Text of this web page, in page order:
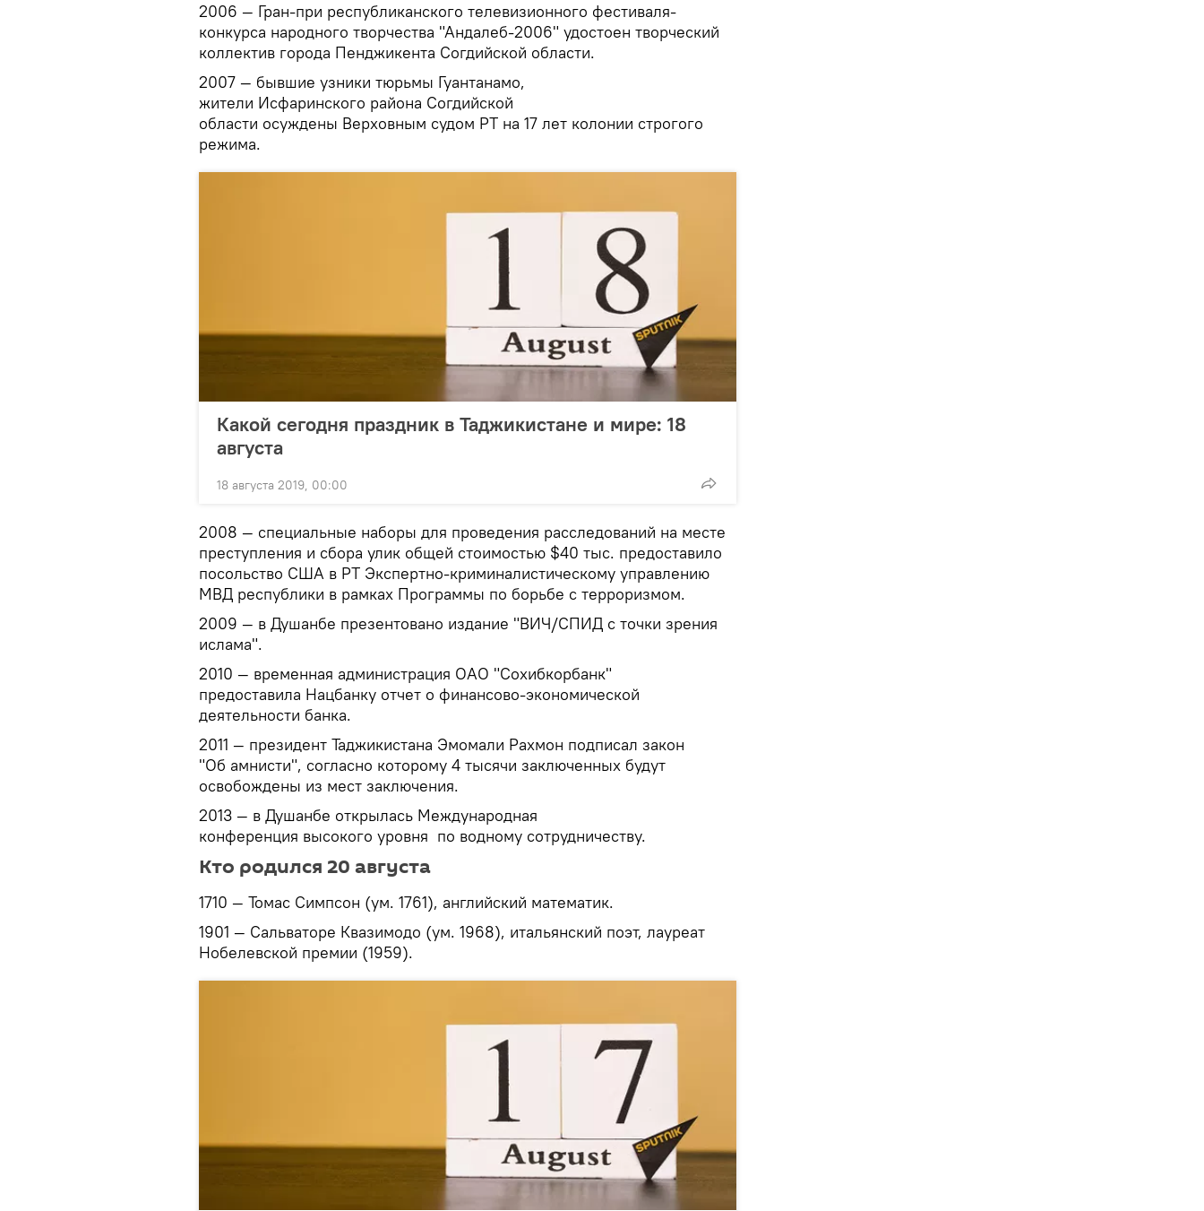
2006 — Гран-при республиканского телевизионного фестиваля-
конкурса народного творчества "Андалеб-2006" удостоен творческий
коллектив города Пенджикента Согдийской области.
2007 — бывшие узники тюрьмы Гуантанамо,
жители Исфаринского района Согдийской
области осуждены Верховным судом РТ на 17 лет колонии строгого
режима.
Какой сегодня праздник в Таджикистане и мире: 18
августа
18 августа 2019, 00:00
2008 — специальные наборы для проведения расследований на месте
преступления и сбора улик общей стоимостью $40 тыс. предоставило
посольство США в РТ Экспертно-криминалистическому управлению
МВД республики в рамках Программы по борьбе с терроризмом.
2009 — в Душанбе презентовано издание "ВИЧ/СПИД с точки зрения
ислама".
2010 — временная администрация ОАО "Сохибкорбанк"
предоставила Нацбанку отчет о финансово-экономической
деятельности банка.
2011 — президент Таджикистана Эмомали Рахмон подписал закон
"Об амнисти", согласно которому 4 тысячи заключенных будут
освобождены из мест заключения.
2013 — в Душанбе открылась Международная
конференция высокого уровня по водному сотрудничеству.
Кто родился 20 августа
1710 — Томас Симпсон (ум. 1761), английский математик.
1901 — Сальваторе Квазимодо (ум. 1968), итальянский поэт, лауреат
Нобелевской премии (1959).